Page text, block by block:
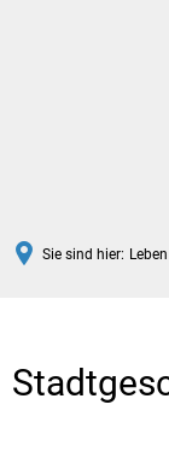
Sie sind hier: